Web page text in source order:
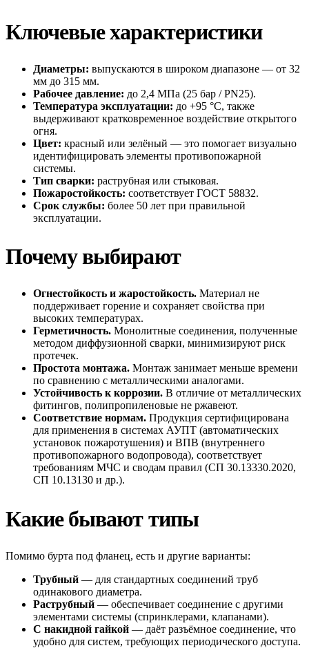
Ключевые характеристики
Диаметры: выпускаются в широком диапазоне — от 32
мм до 315 мм.
Рабочее давление: до 2,4 МПа (25 бар / PN25).
Температура эксплуатации: до +95 °C, также
выдерживают кратковременное воздействие открытого
огня.
Цвет: красный или зелёный — это помогает визуально
идентифицировать элементы противопожарной
системы.
Тип сварки: раструбная или стыковая.
Пожаростойкость: соответствует ГОСТ 58832.
Срок службы: более 50 лет при правильной
эксплуатации.
Почему выбирают
Огнестойкость и жаростойкость. Материал не
поддерживает горение и сохраняет свойства при
высоких температурах.
Герметичность. Монолитные соединения, полученные
методом диффузионной сварки, минимизируют риск
протечек.
Простота монтажа. Монтаж занимает меньше времени
по сравнению с металлическими аналогами.
Устойчивость к коррозии. В отличие от металлических
фитингов, полипропиленовые не ржавеют.
Соответствие нормам. Продукция сертифицирована
для применения в системах АУПТ (автоматических
установок пожаротушения) и ВПВ (внутреннего
противопожарного водопровода), соответствует
требованиям МЧС и сводам правил (СП 30.13330.2020,
СП 10.13130 и др.).
Какие бывают типы
Помимо бурта под фланец, есть и другие варианты:
Трубный — для стандартных соединений труб
одинакового диаметра.
Раструбный — обеспечивает соединение с другими
элементами системы (спринклерами, клапанами).
С накидной гайкой — даёт разъёмное соединение, что
удобно для систем, требующих периодического доступа.